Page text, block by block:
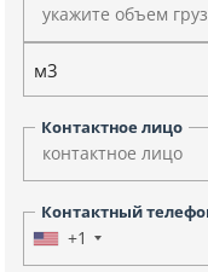
м3
Контактное лицо
Контактный
+1